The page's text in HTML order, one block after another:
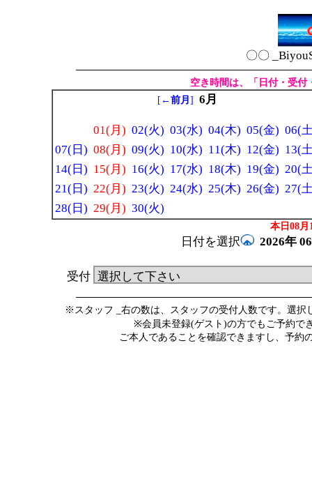
〇〇
空き時間は、「日付・受
[ ←前月 ] 6月
01(月) 02(火) 03(水) 04(木) 05(金) 06(
07(日) 08(月) 09(火) 10(水) 11(木) 12(金) 13(
14(日) 15(月) 16(火) 17(水) 18(木) 19(金) 20(
21(日) 22(月) 23(火) 24(水) 25(木) 26(金) 27(
28(日) 29(月) 30(火)
本日08月
日付を選択 2026年
受付
※スタッフ _右の数は、スタッフの受付人数です。選
※会員未登録(ゲスト)の方でもご予約で
ご本人であることを確認できますし、予約